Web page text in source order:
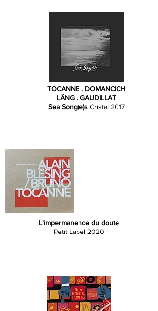
TOCANNE . DOMANCICH
LÄNG . GAUDILLAT
Sea Song(e)sCristal 2017
L'impermanence du doute
Petit Label 2020